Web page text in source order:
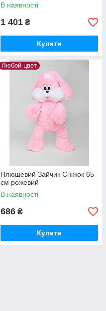
В наявності
1 401 ₴
Купити
Любой цвет
Плюшевий Зайчик Сніжок 65
см рожевий
В наявності
686 ₴
Купити